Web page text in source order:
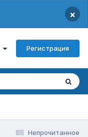
×
Регистрация
Непрочитанное